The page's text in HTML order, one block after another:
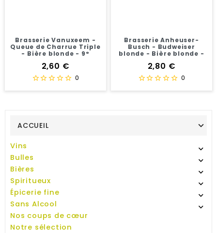
ACCUEIL
Vins

Bulles

Bières

Spiritueux

Épicerie fine

Sans Alcool

Nos coups de cœur
Notre sélection
Brasserie Vanuxeem -
Queue de Charrue Triple
- Bière blonde - 9°
Prix
2,60 €
0
Brasserie Anheuser-
Busch - Budweiser
blonde - Bière blonde -
Prix
2,80 €
0